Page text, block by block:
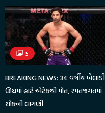
5
BREAKING NEWS: 34 વર્ષીય
ઊંઘમાં હાર્ટ એટેકથી મોત, રમતજગતમાં
શોકની લાગણી